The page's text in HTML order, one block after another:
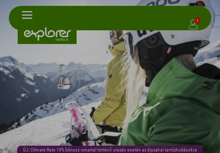
1
ÚJ: Climate Rate 10% bónusz vonattal történő utazás esetén az éjszakai tartózkodásokra